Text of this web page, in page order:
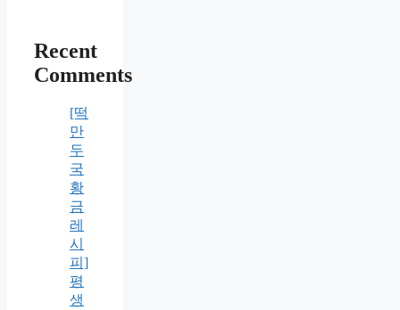
Recent
Comments
[떡
만
두
국
황
금
레
시
피]
평
생